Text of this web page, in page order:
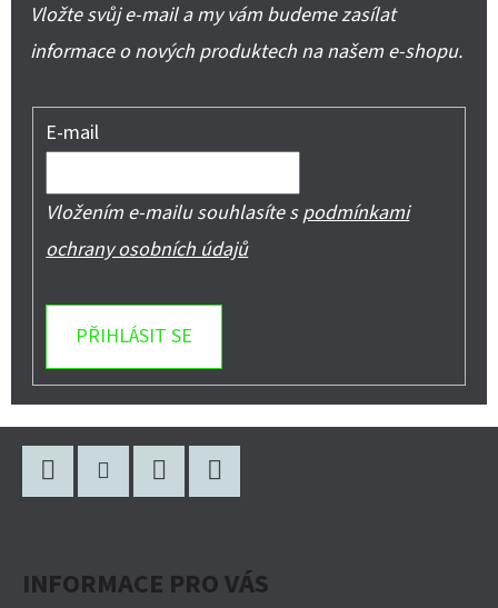
Vložte svůj e-mail a my vám budeme zasílat
informace o nových produktech na našem e-shopu.
E-mail
Vložením e-mailu souhlasíte spodmínkami
ochrany osobních údajů
PŘIHLÁSIT SE
INFORMACE PRO VÁS